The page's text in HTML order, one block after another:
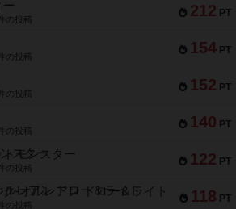
212 PT
の投稿
154 PT
の投稿
152 PT
の投稿
140 PT
の投稿
122 PT
モンスター
の投稿
118 PT
-オルレアン ドロー＆ライト
の投稿